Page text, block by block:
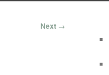
Next →